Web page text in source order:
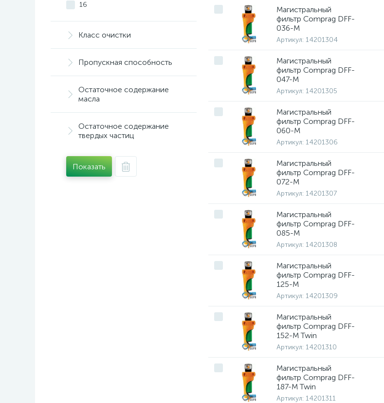
16
Класс очистки
Пропускная способность
Остаточное содержание
масла
Остаточное содержание
твердых частиц
Показать
Магистральный
фильтр Comprag DFF-
036-M
Артикул: 14201304
Магистральный
фильтр Comprag DFF-
047-M
Артикул: 14201305
Магистральный
фильтр Comprag DFF-
060-M
Артикул: 14201306
Магистральный
фильтр Comprag DFF-
072-M
Артикул: 14201307
Магистральный
фильтр Comprag DFF-
085-M
Артикул: 14201308
Магистральный
фильтр Comprag DFF-
125-M
Артикул: 14201309
Магистральный
фильтр Comprag DFF-
152-M Twin
Артикул: 14201310
Магистральный
фильтр Comprag DFF-
187-M Twin
Артикул: 14201311